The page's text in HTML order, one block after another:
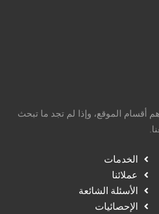
أقسام الموقع، وإذا لم تجد ما تبحث
الخدمات
عملائنا
الأسئلة الشائعة
الإحصائيات